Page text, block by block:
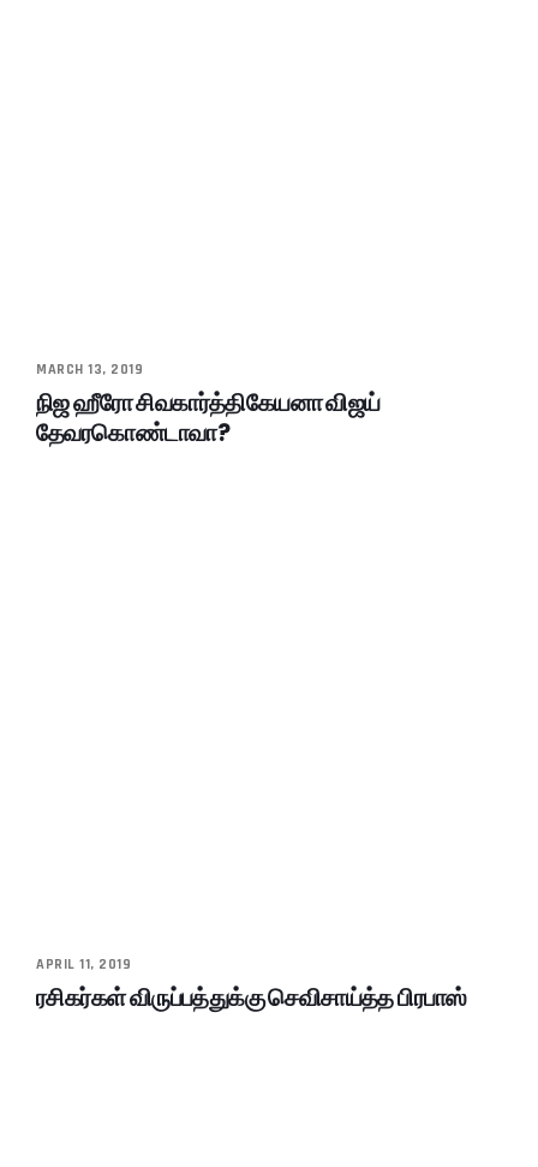
MARCH 13, 2019
நிஜ ஹீரோ சிவகார்த்திகேயனா விஜய்
தேவரகொண்டாவா?
APRIL 11, 2019
ரசிகர்கள் விருப்பத்துக்கு செவிசாய்த்த பிரபாஸ்